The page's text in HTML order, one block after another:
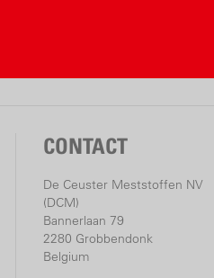
CONTACT
De Ceuster Meststoffen NV
(DCM)
Bannerlaan 79
2280 Grobbendonk
Belgium